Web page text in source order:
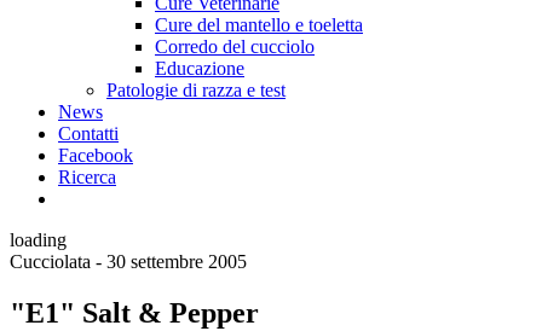
Cure del mantello e toeletta
Corredo del cucciolo
Educazione
Patologie di razza e test
News
Contatti
Facebook
Ricerca
loading
Cucciolata - 30 settembre 2005
"E1" Salt & Pepper